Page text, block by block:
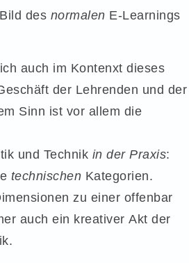
des normalen E-Learnings
auch im Kontenxt dieses
der Lehrenden und der
Sinn ist vor allem die
und Technik in der Praxis:
technischen Kategorien.
zu einer offenbar
auch ein kreativer Akt der